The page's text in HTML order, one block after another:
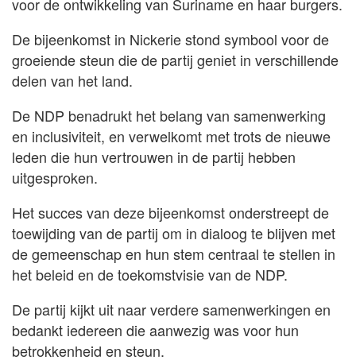
voor de ontwikkeling van Suriname en haar burgers.
De bijeenkomst in Nickerie stond symbool voor de
groeiende steun die de partij geniet in verschillende
delen van het land.
De NDP benadrukt het belang van samenwerking
en inclusiviteit, en verwelkomt met trots de nieuwe
leden die hun vertrouwen in de partij hebben
uitgesproken.
Het succes van deze bijeenkomst onderstreept de
toewijding van de partij om in dialoog te blijven met
de gemeenschap en hun stem centraal te stellen in
het beleid en de toekomstvisie van de NDP.
De partij kijkt uit naar verdere samenwerkingen en
bedankt iedereen die aanwezig was voor hun
betrokkenheid en steun.